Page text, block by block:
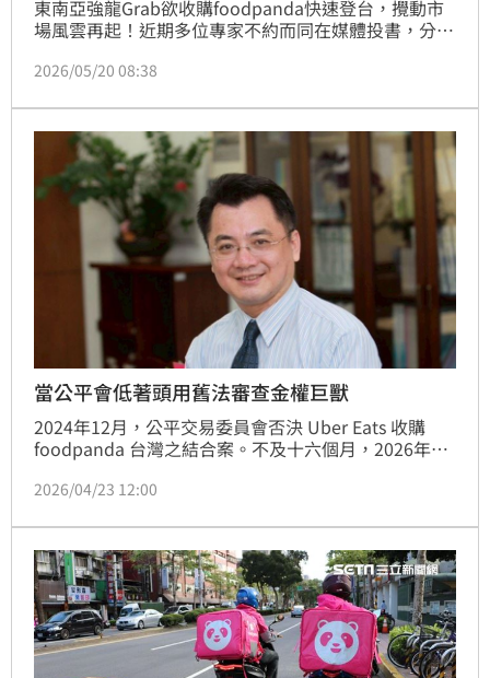
東南亞強龍Grab欲收購foodpanda快速登台，攪動市
場風雲再起！近期多位專家不約而同在媒體投書，分別
週四（21日）更將舉辦研討會企圖影響公平會審議結
除不願嫁入Grab的本土派外，還有2組未曾曝光的收購
者，分別來自零售與電商圈。「公平會該好好審查，但
這場合併案如果再度破局，恐讓Uber E
2026/05/20 08:38
當公平會低著頭用舊法審查金權巨獸
2024年12月，公平交易委員會否決 Uber Eats 收購
foodpanda 台灣之結合案。不及十六個月，2026年3
審查此案，但筆者以為，在審查之前，有一個更根本的
嗎？
2026/04/23 12:00